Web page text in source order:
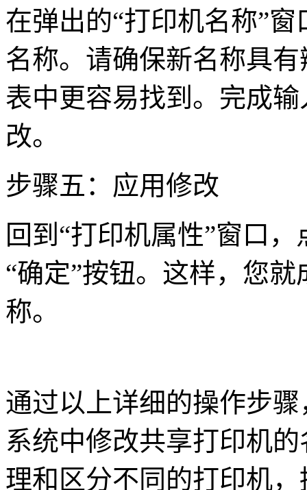
在弹出的“打印机名称”
名称。请确保新名称具
表中更容易找到。完成
改。
步骤五：应用修改
回到“打印机属性”窗口
“确定”按钮。这样，您
称。
通过以上详细的操作步
系统中修改共享打印机
理和区分不同的打印机